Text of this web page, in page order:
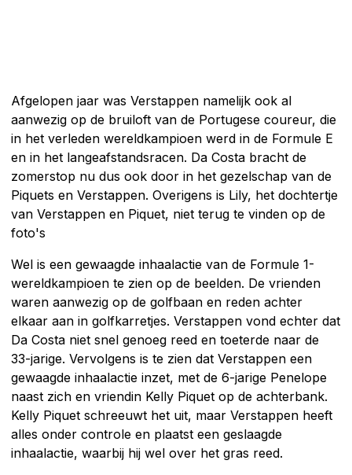
Afgelopen jaar was Verstappen namelijk ook al
aanwezig op de bruiloft van de Portugese coureur, die
in het verleden wereldkampioen werd in de Formule E
en in het langeafstandsracen. Da Costa bracht de
zomerstop nu dus ook door in het gezelschap van de
Piquets en Verstappen. Overigens is Lily, het dochtertje
van Verstappen en Piquet, niet terug te vinden op de
foto's
Wel is een gewaagde inhaalactie van de Formule 1-
wereldkampioen te zien op de beelden. De vrienden
waren aanwezig op de golfbaan en reden achter
elkaar aan in golfkarretjes. Verstappen vond echter dat
Da Costa niet snel genoeg reed en toeterde naar de
33-jarige. Vervolgens is te zien dat Verstappen een
gewaagde inhaalactie inzet, met de 6-jarige Penelope
naast zich en vriendin Kelly Piquet op de achterbank.
Kelly Piquet schreeuwt het uit, maar Verstappen heeft
alles onder controle en plaatst een geslaagde
inhaalactie, waarbij hij wel over het gras reed.